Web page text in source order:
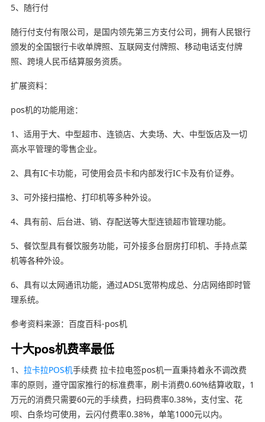
5、随行付
随行付支付有限公司，是国内领先第三方支付公司，拥有人民银行
颁发的全国银行卡收单牌照、互联网支付牌照、移动电话支付牌
照、跨境人民币结算服务资质。
扩展资料：
pos机的功能用途：
1、适用于大、中型超市、连锁店、大卖场、大、中型饭店及一切
高水平管理的零售企业。
2、具有IC卡功能，可使用会员卡和内部发行IC卡及有价证券。
3、可外接扫描枪、打印机等多种外设。
4、具有前、后台进、销、存配送等大型连锁超市管理功能。
5、餐饮型具有餐饮服务功能，可外接多台厨房打印机、手持点菜
机等各种外设。
6、具有以太网通讯功能，通过ADSL宽带构成总、分店网络即时管
理系统。
参考资料来源：百度百科-pos机
十大pos机费率最低
1、 拉卡拉POS机手续费 拉卡拉电签pos机一直秉持着永不调改费
率的原则，遵守国家推行的标准费率，刷卡消费0.60%结算收取，1
万元的消费只需要60元的手续费，扫码费率0.38%，支付宝、花
呗、白条均可使用，云闪付费率0.38%，单笔1000元以内。